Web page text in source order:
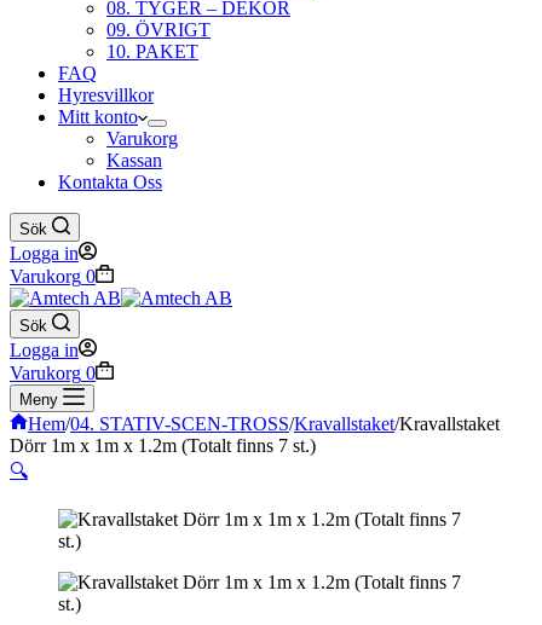
08. TYGER – DEKOR
09. ÖVRIGT
10. PAKET
FAQ
Hyresvillkor
Mitt konto
Varukorg
Kassan
Kontakta Oss
Sök
Logga in
Varukorg 0
Sök
Logga in
Varukorg 0
Meny
Hem/04. STATIV-SCEN-TROSS/Kravallstaket/Kravallstaket
Dörr 1m x 1m x 1.2m (Totalt finns 7 st.)
🔍